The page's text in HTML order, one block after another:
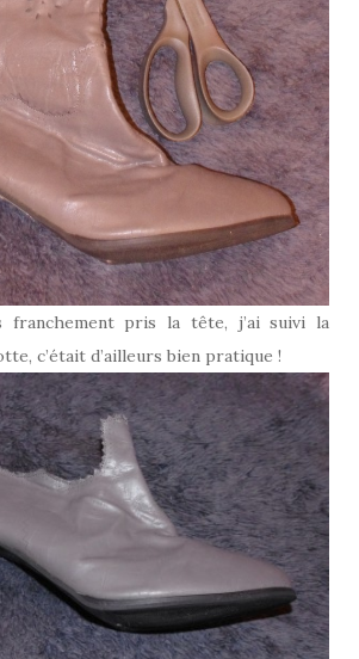
franchement pris la tête, j’ai suivi la
c’était d’ailleurs bien pratique !